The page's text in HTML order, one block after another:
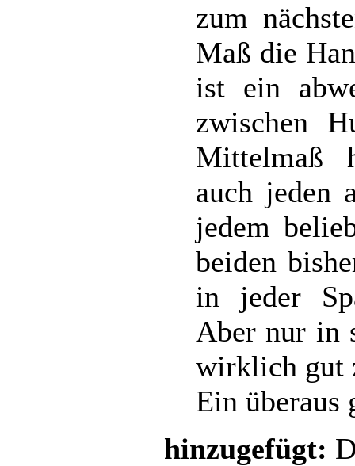
zum
Maß die
ist ein
zwischen
Mittelmaß
auch jeden
jedem
beiden
in jeder
Aber nur in
wirklich gut
Ein überaus
hinzugefügt: